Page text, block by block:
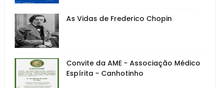
As Vidas de Frederico Chopin
Convite da AME - Associação Médico
Espírita - Canhotinho